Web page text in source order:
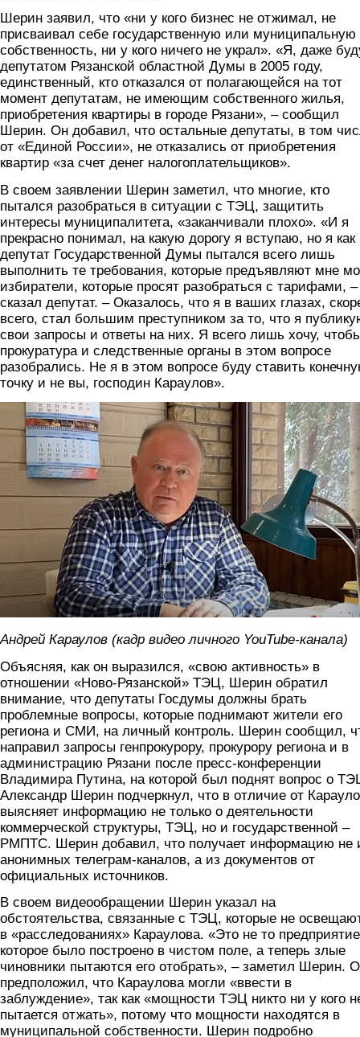
Шерин заявил, что «ни у кого бизнес не отжимал, не
присваивал себе государственную или муниципальную
собственность, ни у кого ничего не украл». «Я, даже
депутатом Рязанской областной Думы в 2005 году,
единственный, кто отказался от полагающейся на тот
момент депутатам, не имеющим собственного жилья,
приобретения квартиры в городе Рязани», – сообщил
Шерин. Он добавил, что остальные депутаты, в том
от «Единой России», не отказались от приобретения
квартир «за счет денег налогоплательщиков».
В своем заявлении Шерин заметил, что многие, кто
пытался разобраться в ситуации с ТЭЦ, защитить
интересы муниципалитета, «заканчивали плохо». «И я
прекрасно понимал, на какую дорогу я вступаю, но я как
депутат Государственной Думы пытался всего лишь
выполнить те требования, которые предъявляют мне
избиратели, которые просят разобраться с тарифами, –
сказал депутат. – Оказалось, что я в ваших глазах,
всего, стал большим преступником за то, что я
свои запросы и ответы на них. Я всего лишь хочу,
прокуратура и следственные органы в этом вопросе
разобрались. Не я в этом вопросе буду ставить
точку и не вы, господин Караулов».
karaulov.jpg
Андрей Караулов (кадр видео личного YouTube-канала)
Объясняя, как он выразился, «свою активность» в
отношении «Ново-Рязанской» ТЭЦ, Шерин обратил
внимание, что депутаты Госдумы должны брать
проблемные вопросы, которые поднимают жители его
региона и СМИ, на личный контроль. Шерин сообщил,
направил запросы генпрокурору, прокурору региона и в
администрацию Рязани после пресс-конференции
Владимира Путина, на которой был поднят вопрос о
Александр Шерин подчеркнул, что в отличие от
выясняет информацию не только о деятельности
коммерческой структуры, ТЭЦ, но и государственной –
РМПТС. Шерин добавил, что получает информацию не
анонимных телеграм-каналов, а из документов от
официальных источников.
В своем видеообращении Шерин указал на
обстоятельства, связанные с ТЭЦ, которые не
в «расследованиях» Караулова. «Это не то
которое было построено в чистом поле, а теперь злые
чиновники пытаются его отобрать», – заметил Шерин.
предположил, что Караулова могли «ввести в
заблуждение», так как «мощности ТЭЦ никто ни у кого
пытается отжать», потому что мощности находятся в
муниципальной собственности. Шерин подробно